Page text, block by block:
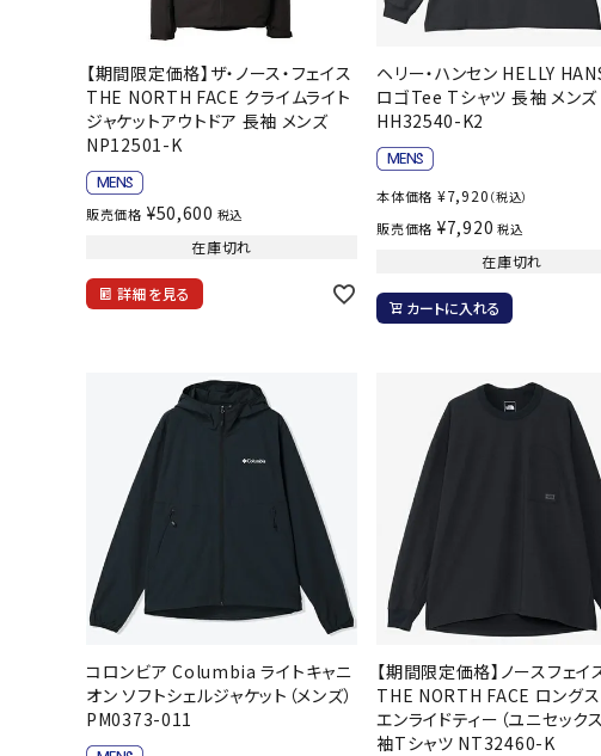
バトミントン
バドミントンラケット
バドミントンシューズ
バドミントンウェア
シャトル
グリップテープ
その他アクセサリー
ハンドボール
ハンドボールシュー
その他アクセサリー
【期間限定価格】ザ・ノース・フェイス
THE NORTH FACE クライムライト
ジャケットアウトドア 長袖 メンズ
NP12501-K
販売価格 ¥50,600 税込
在庫切れ
詳細を見る
ヘリー・ハンセン HELLY
ロゴTee Tシャツ 長袖 メンズ
HH32540-K2
本体価格 ¥7,920 （税込）
販売価格 ¥7,920 税込
在庫切れ
カートに入れる
コロンビア Columbia ライトキャニ
オン ソフトシェルジャケット（メンズ）
PM0373-011
【期間限定価格】ノースフェイ
THE NORTH FACE ロングス
エンライドティー（ユニセック
袖Tシャツ NT32460-K